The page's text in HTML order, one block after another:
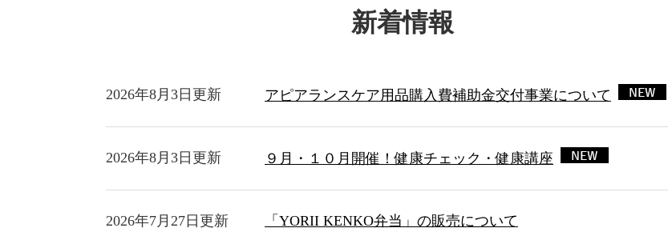
新着情報
2026年8月3日更新 アピアランスケア用品購入費補助金交付事業について
2026年8月3日更新 ９月・１０月開催！健康チェック・健康講座
2026年7月27日更新 「YORII KENKO弁当」の販売について